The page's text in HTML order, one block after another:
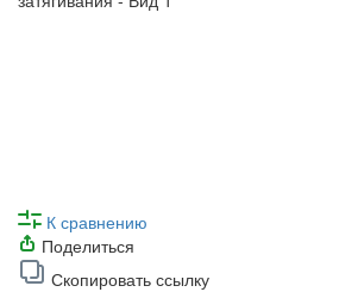
К сравнению
Поделиться
Скопировать ссылку